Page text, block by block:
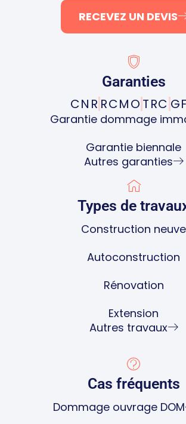
RECEVEZ UN DEVIS
Garanties
CNR RCMO TRC
Garantie dommage
Garantie biennale
Autres garanties
Types de
Construction neuve
Autoconstruction
Rénovation
Extension
Autres travaux
Cas fréquents
Dommage ouvrage